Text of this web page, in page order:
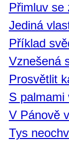
Přimluv se
Jediná
Příklad
Vznešená
Prosvětlit
S palmami
V Pánově
Tys